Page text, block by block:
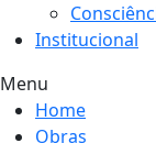
Institucional
Menu
Home
Obras